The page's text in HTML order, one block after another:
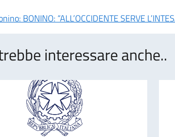
BONINO: “ALL’OCCIDENTE SERVE
interessare anche..